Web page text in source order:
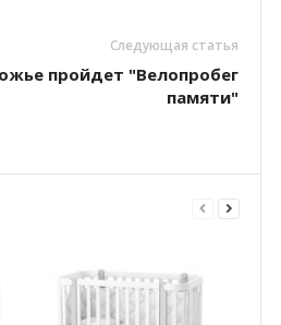
Следующая статья
пройдет "Велопробег
памяти"